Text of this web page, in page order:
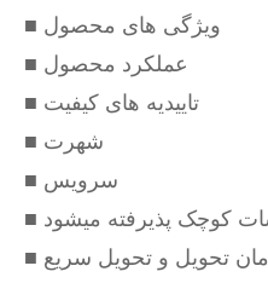
■ ویژگی های محصول
■ عملکرد محصول
■ تاییدیه های کیفیت
■ شهرت
■ سرویس
کوچک پذیرفته میشود
زمان تحویل و تحویل سریع